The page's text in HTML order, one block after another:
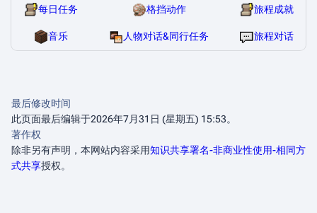
每日任务 格挡动作 旅程成就
音乐 人物对话&同行任务 旅程对话
最后修改时间
此页面最后编辑于2026年7月31日 (星期五) 15:53。
著作权
除非另有声明，本网站内容采用知识共享署名-非商业性使用-相同方
式共享授权。